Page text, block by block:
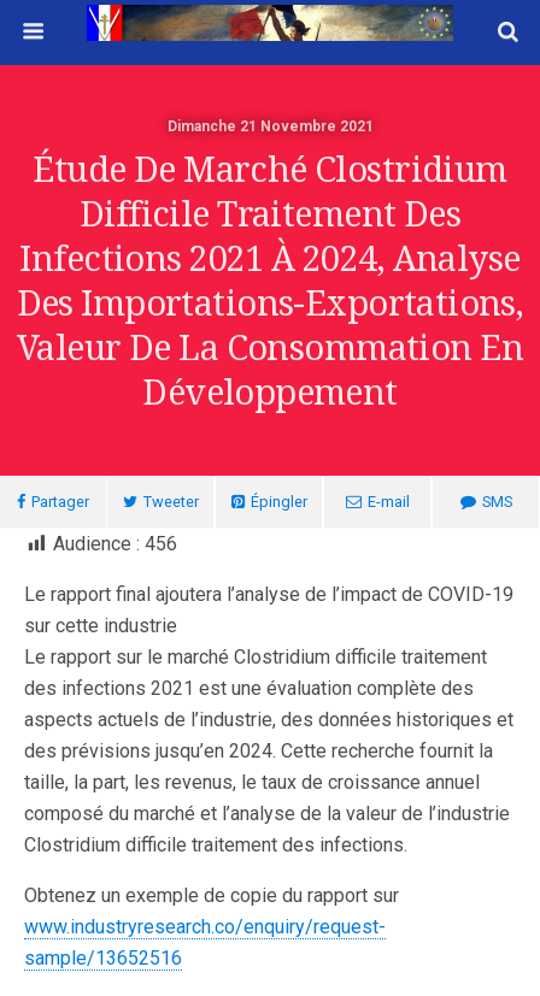
Dimanche 21 Novembre 2021
Étude De Marché Clostridium
Difficile Traitement Des
Infections 2021 À 2024, Analyse
Des Importations-Exportations,
Valeur De La Consommation En
Développement
Partager Tweeter Épingler E-mail SMS
Audience : 456
Le rapport final ajoutera l’analyse de l’impact de COVID-19
sur cette industrie
Le rapport sur le marché Clostridium difficile traitement
des infections 2021 est une évaluation complète des
aspects actuels de l’industrie, des données historiques et
des prévisions jusqu’en 2024. Cette recherche fournit la
taille, la part, les revenus, le taux de croissance annuel
composé du marché et l’analyse de la valeur de l’industrie
Clostridium difficile traitement des infections.
Obtenez un exemple de copie du rapport sur
www.industryresearch.co/enquiry/request-
sample/13652516